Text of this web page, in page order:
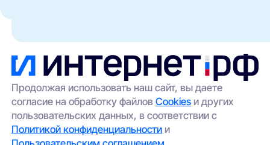
особенно актуален для частных домов и
удалённых участков.
оставить заявку через наш сайт — мы
передадим её провайдерам;
выбрать альтернативный вариант
(например, беспроводной интернет);
проверить соседние адреса — иногда
сеть проведена в соседнем корпусе.
Продолжая использовать наш сайт, вы даете
согласие на обработку файловCookies и других
пользовательских данных, в соответствии с
Политикой конфиденциальности и